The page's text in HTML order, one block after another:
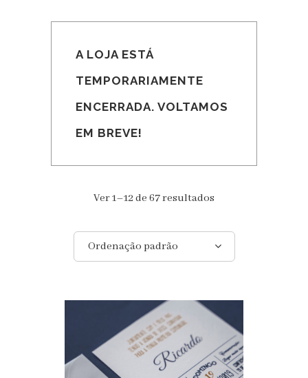
A LOJA ESTÁ
TEMPORARIAMENTE
ENCERRADA. VOLTAMOS
EM BREVE!
Ver 1–12 de 67 resultados
Ordenação padrão